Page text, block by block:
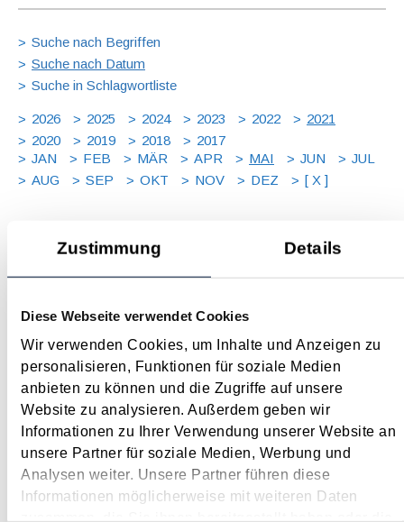
Zustimmung Details
Diese Webseite verwendet Cookies
Wir verwenden Cookies, um Inhalte und Anzeigen zu
personalisieren, Funktionen für soziale Medien
anbieten zu können und die Zugriffe auf unsere
Website zu analysieren. Außerdem geben wir
Informationen zu Ihrer Verwendung unserer Website an
unsere Partner für soziale Medien, Werbung und
Analysen weiter. Unsere Partner führen diese
Informationen möglicherweise mit weiteren Daten
zusammen, die Sie ihnen bereitgestellt haben oder die
Suche nach Begriffen
Suche nach Datum
Suche in Schlagwortliste
2026 2025 2024 2023 2022
2021
2020
2019 2018
2017
JAN
FEB MÄR APR MAI JUN
JUL
AUG
SEP OKT NOV DEZ [ X ]
Home-Office Regelungen
Die Corona-Pandemie hat zu einem umfassenden Anstieg
und zu erhöhter Akzeptanz von Arbeit im Home-Office
geführt. Anfang 2021 wurden diverse steuerliche Maßnahmen
beschlossen, um auch durch Home-Office hervorgerufene,
höhere Kosten für die Arbeitnehmer steuerlich...
Langtext
empfehlen drucken
Die einkommensteuerliche Pauschalierung für
Kleinunternehmer